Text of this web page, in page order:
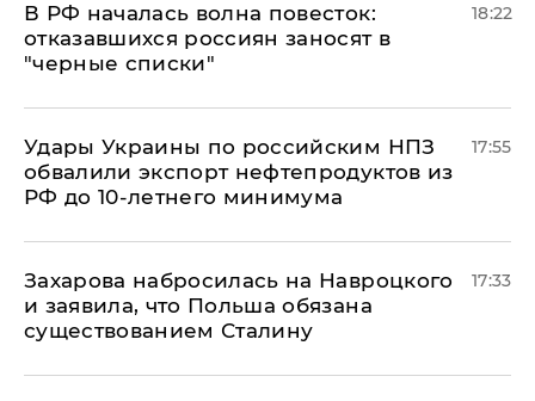
​В РФ началась волна повесток:
отказавшихся россиян заносят в
"черные списки"
18:22
Удары Украины по российским НПЗ
обвалили экспорт нефтепродуктов из
РФ до 10-летнего минимума
17:55
​Захарова набросилась на Навроцкого
и заявила, что Польша обязана
существованием Сталину
17:33